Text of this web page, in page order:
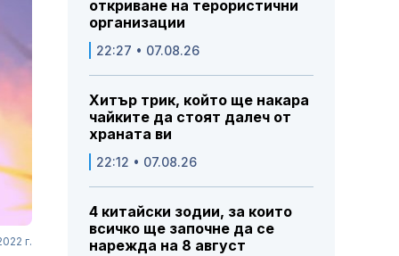
г.
откриване на терористични
организации
22:27 • 07.08.26
Хитър трик, който ще накара
чайките да стоят далеч от
храната ви
22:12 • 07.08.26
4 китайски зодии, за които
всичко ще започне да се
нарежда на 8 август